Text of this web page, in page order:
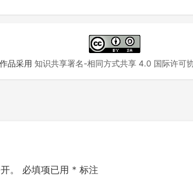
品采用 知识共享署名-相同方式共享 4.0 国际许可
。 必填项已用 * 标注